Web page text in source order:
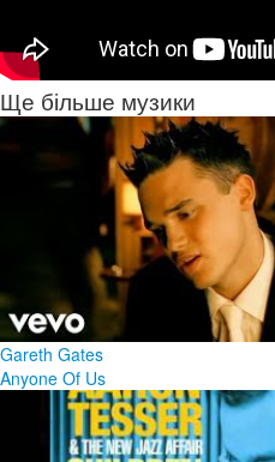
Ще більше музики
Gareth Gates
Anyone Of Us